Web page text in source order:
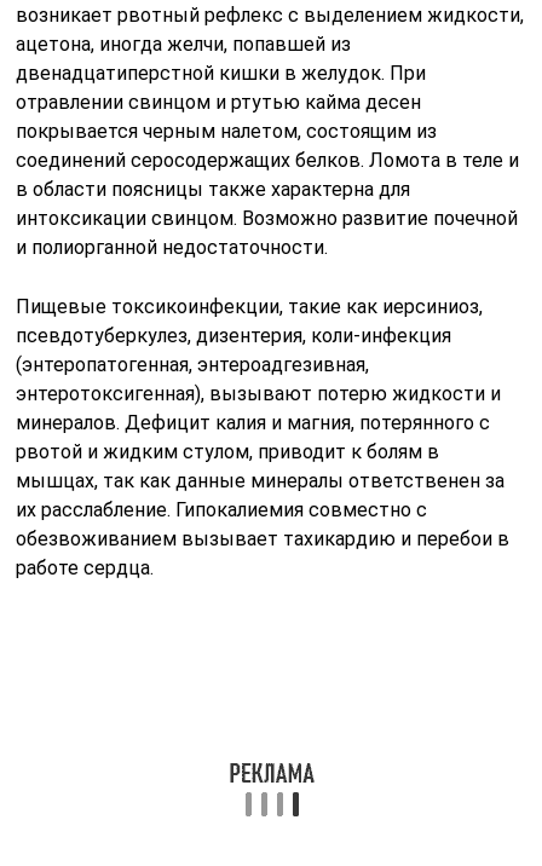
возникает рвотный рефлекс с выделением жидкости,
ацетона, иногда желчи, попавшей из
двенадцатиперстной кишки в желудок. При
отравлении свинцом и ртутью кайма десен
покрывается черным налетом, состоящим из
соединений серосодержащих белков. Ломота в теле и
в области поясницы также характерна для
интоксикации свинцом. Возможно развитие почечной
и полиорганной недостаточности.
Пищевые токсикоинфекции, такие как иерсиниоз,
псевдотуберкулез, дизентерия, коли-инфекция
(энтеропатогенная, энтероадгезивная,
энтеротоксигенная), вызывают потерю жидкости и
минералов. Дефицит калия и магния, потерянного с
рвотой и жидким стулом, приводит к болям в
мышцах, так как данные минералы ответственен за
их расслабление. Гипокалиемия совместно с
обезвоживанием вызывает тахикардию и перебои в
работе сердца.